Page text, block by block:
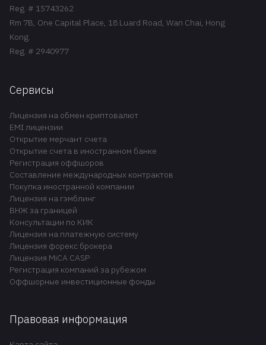
Reg. # 15743262
Rm 7B, One Capital Place, 18 Luard Road, Wan Chai, Hong
Kong.
Reg. # 2940977
Сервисы
Лицензия на обмен криптовалют
EMI лицензии
Открытие мерчант счета
Открытие счета в иностранном банке
Регистрация оффшоров
Составление международных контрактов
Покупка иностранной компании
Лицензия на гэмблинг
ВНЖ за границей
Консультации по КИК
Лицензия на платежную систему
Лицензия форекс брокера
Лицензия MiCA CASP
Регистрация компаний за рубежом
Оффшорные инвестиционные фонды
Правовая информация